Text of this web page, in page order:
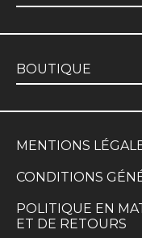
BOUTIQUE
MENTIONS
CONDITIONS
POLITIQUE EN
ET DE RETOURS